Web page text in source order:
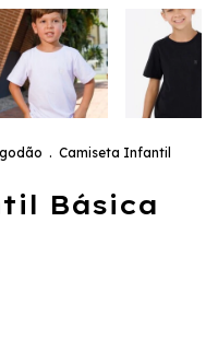
. Camiseta Infantil
Básica